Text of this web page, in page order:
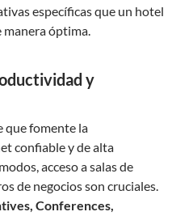
específicas que un hotel
manera óptima.
y
que fomente la
confiable y de alta
acceso a salas de
de negocios son cruciales.
Conferences,